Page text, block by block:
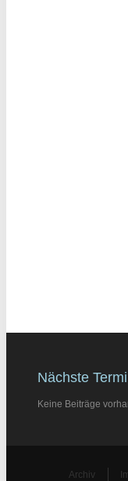
Nächste
Keine Beiträge
Archiv